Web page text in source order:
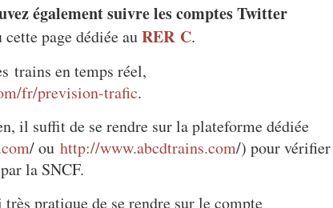
également suivre les comptes Twitter
cette page dédiée auRER C.
trains en temps réel,
fr/prevision-trafic.
il suffit de se rendre sur la plateforme dédiée
/ ou http://www.abcdtrains.com/) pour vérifier
la SNCF.
pratique de se rendre sur le compte